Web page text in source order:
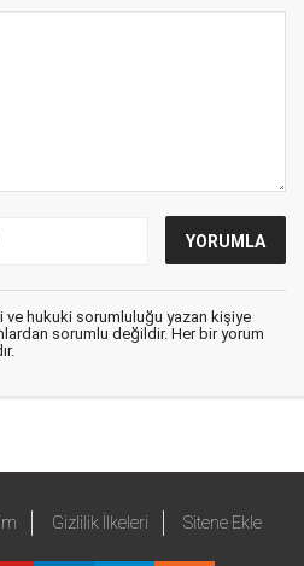
ve hukuki sorumluluğu yazan kişiye
sorumlu değildir. Her bir yorum
Gizlilik İlkeleri Sitene Ekle